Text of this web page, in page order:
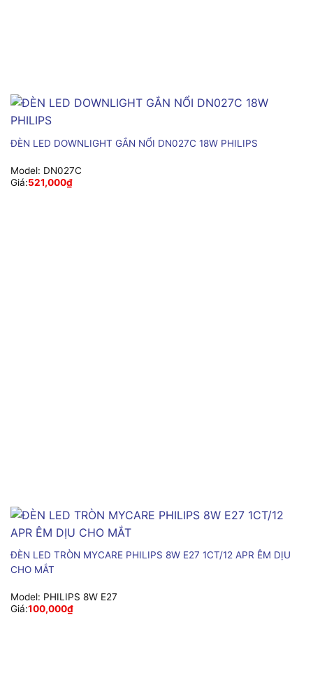
ĐÈN LED DOWNLIGHT GẮN NỔI DN027C 18W PHILIPS
Model: DN027C
Giá:521,000₫
ĐÈN LED TRÒN MYCARE PHILIPS 8W E27 1CT/12 APR ÊM DỊU
CHO MẮT
Model: PHILIPS 8W E27
Giá:100,000₫